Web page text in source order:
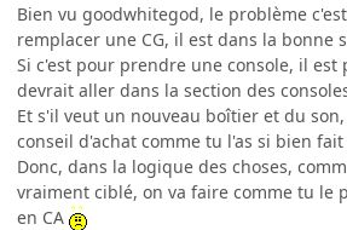
Bien vu goodwhitegod, le problème
remplacer une CG, il est dans la bonne
Si c'est pour prendre une console, il est
devrait aller dans la section des
Et s'il veut un nouveau boîtier et du
conseil d'achat comme tu l'as si bien
Donc, dans la logique des choses,
vraiment ciblé, on va faire comme tu le
en CA